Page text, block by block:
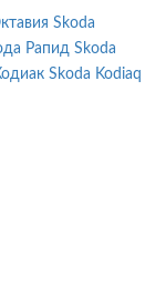
Skoda
Skoda
Skoda Kodiaq